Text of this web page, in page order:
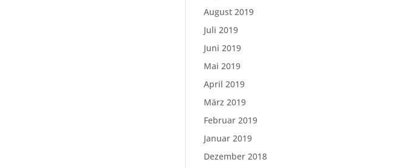
August 2019
Juli 2019
Juni 2019
Mai 2019
April 2019
März 2019
Februar 2019
Januar 2019
Dezember 2018